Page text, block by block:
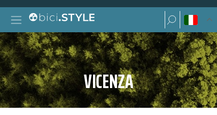
Vai al contenuto
Navigazione principale
Ricerca per:
Ricerca per:
VICENZA